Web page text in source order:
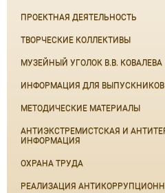
ПРОЕКТНАЯ ДЕЯТЕЛЬНОСТЬ
ТВОРЧЕСКИЕ КОЛЛЕКТИВЫ
МУЗЕЙНЫЙ УГОЛОК В.В. КОВАЛЕВА
ИНФОРМАЦИЯ ДЛЯ ВЫПУСКНИКОВ
МЕТОДИЧЕСКИЕ МАТЕРИАЛЫ
АНТИЭКСТРЕМИСТСКАЯ И
ИНФОРМАЦИЯ
ОХРАНА ТРУДА
РЕАЛИЗАЦИЯ